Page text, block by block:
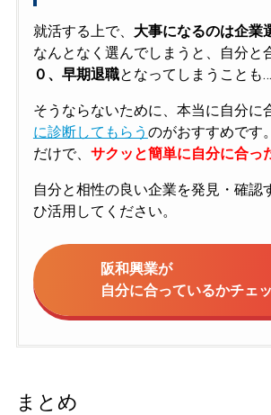
就活する上で、 大事になるのは企業
なんとなく選んでしまうと、自分と
０、早期退職となってしまうことも
そうならないために、本当に自分に
に診断してもらう のがおすすめです
だけで、 サクッと簡単に自分に合っ
自分と相性の良い企業を発見・確認
ひ活用してください。
阪和興業が
自分に合っているかチェ
まとめ